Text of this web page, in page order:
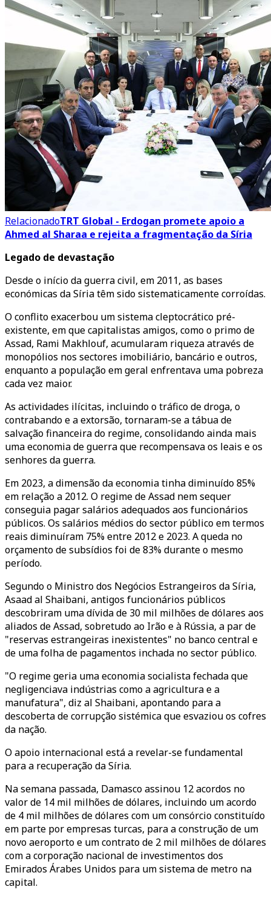
RelacionadoTRT Global - Erdogan promete apoio a
Ahmed al Sharaa e rejeita a fragmentação da Síria
Legado de devastação
Desde o início da guerra civil, em 2011, as bases
económicas da Síria têm sido sistematicamente corroídas.
O conflito exacerbou um sistema cleptocrático pré-
existente, em que capitalistas amigos, como o primo de
Assad, Rami Makhlouf, acumularam riqueza através de
monopólios nos sectores imobiliário, bancário e outros,
enquanto a população em geral enfrentava uma pobreza
cada vez maior.
As actividades ilícitas, incluindo o tráfico de droga, o
contrabando e a extorsão, tornaram-se a tábua de
salvação financeira do regime, consolidando ainda mais
uma economia de guerra que recompensava os leais e os
senhores da guerra.
Em 2023, a dimensão da economia tinha diminuído 85%
em relação a 2012. O regime de Assad nem sequer
conseguia pagar salários adequados aos funcionários
públicos. Os salários médios do sector público em termos
reais diminuíram 75% entre 2012 e 2023. A queda no
orçamento de subsídios foi de 83% durante o mesmo
período.
Segundo o Ministro dos Negócios Estrangeiros da Síria,
Asaad al Shaibani, antigos funcionários públicos
descobriram uma dívida de 30 mil milhões de dólares aos
aliados de Assad, sobretudo ao Irão e à Rússia, a par de
"reservas estrangeiras inexistentes" no banco central e
de uma folha de pagamentos inchada no sector público.
"O regime geria uma economia socialista fechada que
negligenciava indústrias como a agricultura e a
manufatura", diz al Shaibani, apontando para a
descoberta de corrupção sistémica que esvaziou os cofres
da nação.
O apoio internacional está a revelar-se fundamental
para a recuperação da Síria.
Na semana passada, Damasco assinou 12 acordos no
valor de 14 mil milhões de dólares, incluindo um acordo
de 4 mil milhões de dólares com um consórcio constituído
em parte por empresas turcas, para a construção de um
novo aeroporto e um contrato de 2 mil milhões de dólares
com a corporação nacional de investimentos dos
Emirados Árabes Unidos para um sistema de metro na
capital.